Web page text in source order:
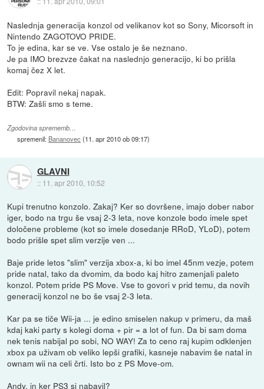
Naslednja generacija konzol od velikanov kot so Sony, Micorsoft in
Nintendo ZAGOTOVO PRIDE.
To je edina, kar se ve. Vse ostalo je še neznano.
Je pa IMO brezvze čakat na naslednjo generacijo, ki bo prišla
komaj čez X let.
Edit: Popravil nekaj napak.
BTW: Zašli smo s teme.
Zgodovina sprememb…
spremenil: Bananovec (11. apr 2010 ob 09:17)
GLAVNI
:: 11. apr 2010, 10:52
Kupi trenutno konzolo. Zakaj? Ker so dovršene, imajo dober nabor
iger, bodo na trgu še vsaj 2-3 leta, nove konzole bodo imele spet
določene probleme (kot so imele dosedanje RRoD, YLoD), potem
bodo prišle spet slim verzije ven ...
Baje pride letos "slim" verzija xbox-a, ki bo imel 45nm vezje, potem
pride natal, tako da dvomim, da bodo kaj hitro zamenjali paleto
konzol. Potem pride PS Move. Vse to govori v prid temu, da novih
generacij konzol ne bo še vsaj 2-3 leta.
Kar pa se tiče Wii-ja ... je edino smiselen nakup v primeru, da maš
kdaj kaki party s kolegi doma + pir = a lot of fun. Da bi sam doma
nek tenis nabijal po sobi, NO WAY! Za to ceno raj kupim odklenjen
xbox pa uživam ob veliko lepši grafiki, kasneje nabavim še natal in
ownam wii na celi črti. Isto bo z PS Move-om.
Andy, in ker PS3 si nabavil?